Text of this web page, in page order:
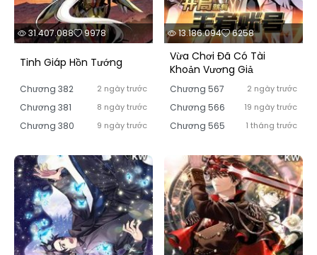
31.407.088 9978
Tinh Giáp Hồn Tướng
Chương 382 2 ngày trước
Chương 381 8 ngày trước
Chương 380 9 ngày trước
13.186.094 6258
Vừa Chơi Đã Có Tài
Khoản Vương Giả
Chương 567 2 ngày trước
Chương 566 19 ngày trước
Chương 565 1 tháng trước